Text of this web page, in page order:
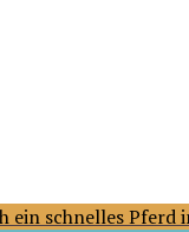
ein schnelles Pferd